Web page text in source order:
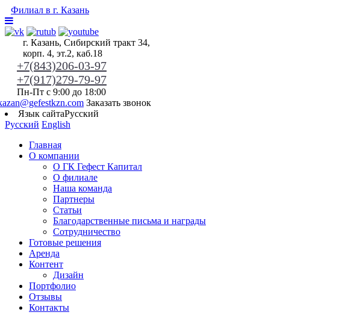
Филиал в г. Казань
г. Казань, Сибирский тракт 34,
корп. 4, эт.2, каб.18
+7(843)206-03-97
+7(917)279-79-97
Пн-Пт с 9:00 до 18:00
Заказать звонок
Язык сайтаРусский
Русский English
Главная
О компании
О ГК Гефест Капитал
О филиале
Наша команда
Партнеры
Статьи
Благодарственные письма и награды
Сотрудничество
Готовые решения
Аренда
Контент
Дизайн
Портфолио
Отзывы
Контакты